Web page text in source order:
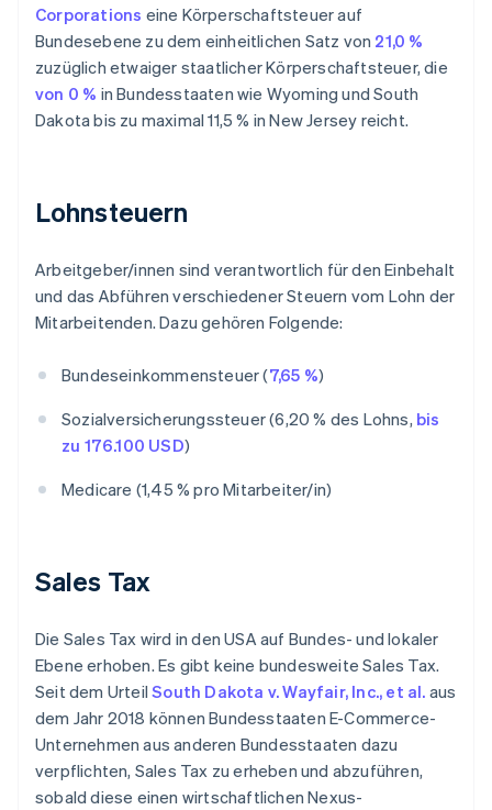
Corporations eine Körperschaftsteuer auf
Bundesebene zu dem einheitlichen Satz von 21,0 %
zuzüglich etwaiger staatlicher Körperschaftsteuer, die
von 0 % in Bundesstaaten wie Wyoming und South
Dakota bis zu maximal 11,5 % in New Jersey reicht.
Lohnsteuern
Arbeitgeber/innen sind verantwortlich für den Einbehalt
und das Abführen verschiedener Steuern vom Lohn der
Mitarbeitenden. Dazu gehören Folgende:
Bundeseinkommensteuer (7,65 %)
Sozialversicherungssteuer (6,20 % des Lohns, bis
zu 176.100 USD)
Medicare (1,45 % pro Mitarbeiter/in)
Sales Tax
Die Sales Tax wird in den USA auf Bundes- und lokaler
Ebene erhoben. Es gibt keine bundesweite Sales Tax.
Seit dem UrteilSouth Dakota v. Wayfair, Inc., et al. aus
dem Jahr 2018 können Bundesstaaten E-Commerce-
Unternehmen aus anderen Bundesstaaten dazu
verpflichten, Sales Tax zu erheben und abzuführen,
sobald diese einen wirtschaftlichen Nexus-